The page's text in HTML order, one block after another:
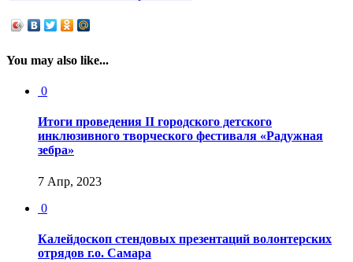
You may also like...
0
Итоги проведения II городского детского
инклюзивного творческого фестиваля «Радужная
зебра»
7 Апр, 2023
0
Калейдоскоп стендовых презентаций волонтерских
отрядов г.о. Самара